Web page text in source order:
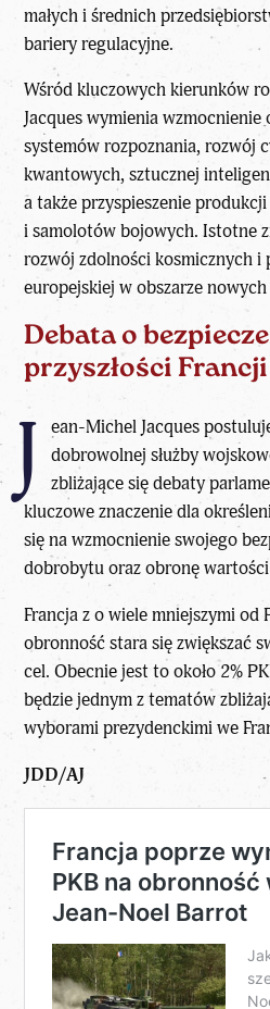
małych i średnich
bariery regulacyjne.
Wśród kluczowych kierunków
Jacques wymienia
systemów rozpoznania, rozwój
kwantowych, sztucznej
a takżeprzyspieszenie
i samolotów bojowych. Istotne
rozwój zdolności kosmicznych i
europejskiej w obszarze
Debata o
przyszłości Francji
J
ean-Michel Jacques
dobrowolnej służby
zbliżające się debaty
kluczowe znaczenie dla
się na wzmocnienie swojego
dobrobytu oraz obronę
Francja zo wiele mniejszymi od
obronność stara się zwiększać
cel. Obecnie jest to około 2%
będzie jednym z tematów
wyborami prezydenckimi we
JDD/AJ